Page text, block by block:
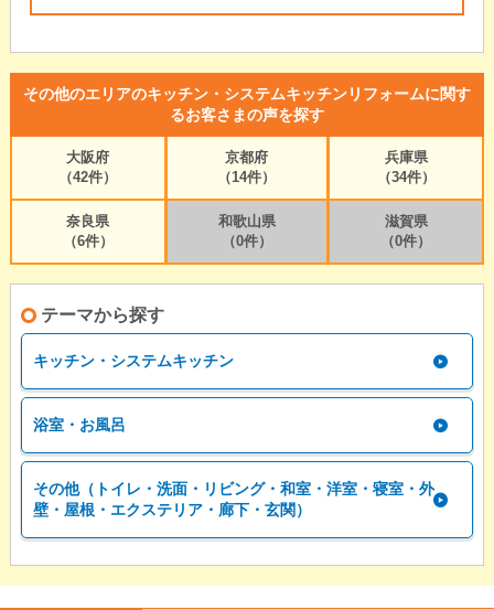
その他のエリアのキッチン・システムキッチンリフォームに関す
るお客さまの声を探す
大阪府
（42件）
京都府
（14件）
兵庫県
（34件）
奈良県
（6件）
和歌山県
（0件）
滋賀県
（0件）
テーマから探す
キッチン・システムキッチン
浴室・お風呂
その他（トイレ・洗面・リビング・和室・洋室・寝室・外
壁・屋根・エクステリア・廊下・玄関）